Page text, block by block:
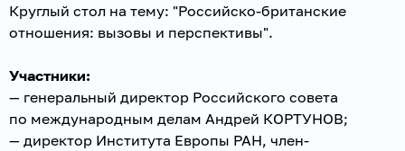
Круглый стол на тему: "Российско-британские
отношения: вызовы и перспективы".
Участники:
— генеральный директор Российского совета
по международным делам Андрей КОРТУНОВ;
— директор Института Европы РАН, член-